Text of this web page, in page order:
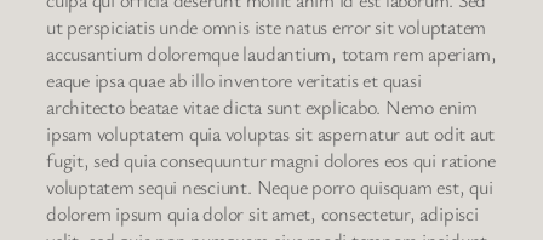
ut perspiciatis unde omnis iste natus error sit voluptatem
accusantium doloremque laudantium, totam rem aperiam,
eaque ipsa quae ab illo inventore veritatis et quasi
architecto beatae vitae dicta sunt explicabo. Nemo enim
ipsam voluptatem quia voluptas sit aspernatur aut odit aut
fugit, sed quia consequuntur magni dolores eos qui ratione
voluptatem sequi nesciunt. Neque porro quisquam est, qui
dolorem ipsum quia dolor sit amet, consectetur, adipisci